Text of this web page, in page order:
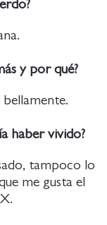
y por qué?
haber vivido?
tampoco lo
me gusta el